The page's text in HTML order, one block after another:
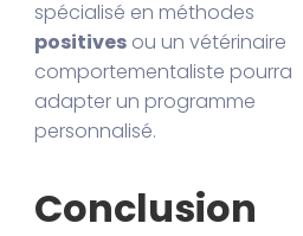
spécialisé en méthodes
positives ou un vétérinaire
comportementaliste pourra
adapter un programme
personnalisé.
Conclusion